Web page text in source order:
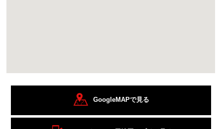
GoogleMAPで見る